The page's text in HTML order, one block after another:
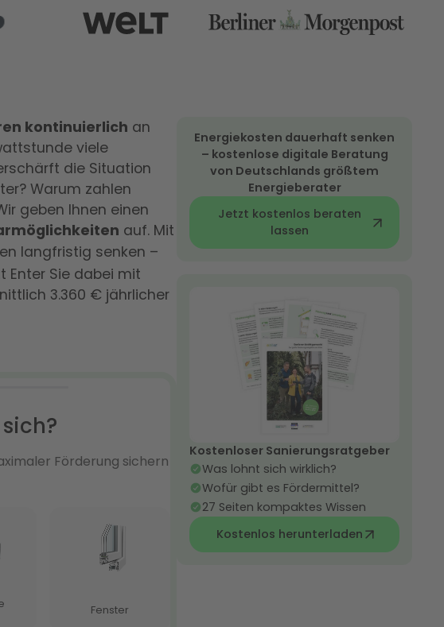
kontinuierlich an
viele
die Situation
Warum zahlen
geben Ihnen einen
auf. Mit
langfristig senken –
Enter Sie dabei mit
3.360 € jährlicher
Energiekosten dauerhaft senken
– kostenlose digitale Beratung
von Deutschlands größtem
Energieberater
Jetzt kostenlos beraten
lassen
Kostenloser Sanierungsratgeber
Was lohnt sich wirklich?
Wofür gibt es Fördermittel?
27 Seiten kompaktes Wissen
Kostenlos herunterladen